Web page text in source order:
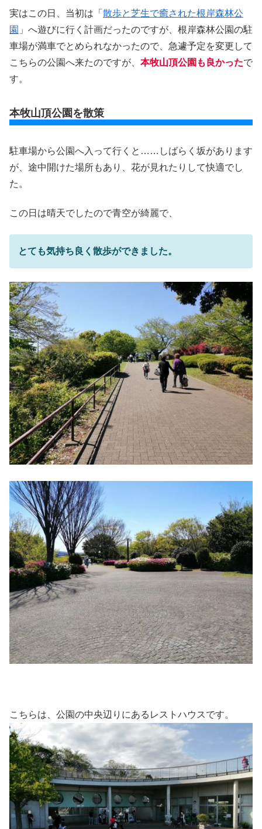
実はこの日、当初は「 散歩と芝生で癒された根岸森林公
園 」へ遊びに行く計画だったのですが、根岸森林公園の駐
車場が満車でとめられなかったので、急遽予定を変更して
こちらの公園へ来たのですが、 本牧山頂公園も良かったで
す。
本牧山頂公園を散策
駐車場から公園へ入って行くと……しばらく坂があります
が、途中開けた場所もあり、花が見れたりして快適でし
た。
この日は晴天でしたので青空が綺麗で、
とても気持ち良く散歩ができました。
こちらは、公園の中央辺りにあるレストハウスです。